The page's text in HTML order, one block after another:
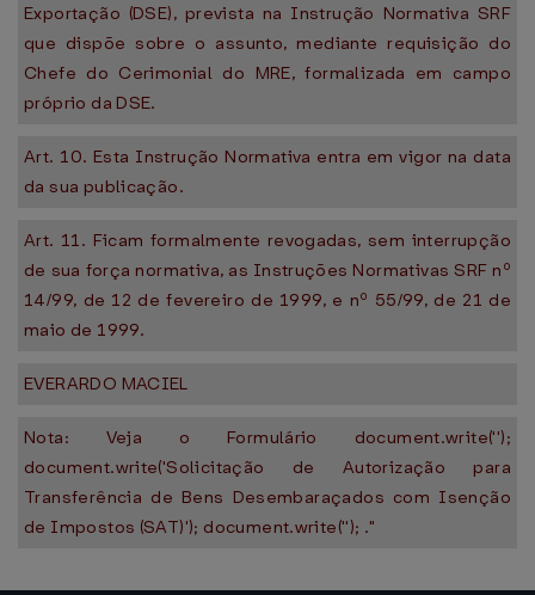
Exportação (DSE), prevista na Instrução Normativa SRF
que dispõe sobre o assunto, mediante requisição do
Chefe do Cerimonial do MRE, formalizada em campo
próprio da DSE.
Art. 10. Esta Instrução Normativa entra em vigor na data
da sua publicação.
Art. 11. Ficam formalmente revogadas, sem interrupção
de sua força normativa, as Instruções Normativas SRF nº
14/99, de 12 de fevereiro de 1999, e nº 55/99, de 21 de
maio de 1999.
EVERARDO MACIEL
Nota: Veja o Formulário document.write('');
document.write('Solicitação de Autorização para
Transferência de Bens Desembaraçados com Isenção
de Impostos (SAT)'); document.write(''); ."